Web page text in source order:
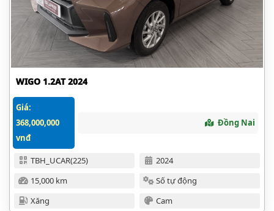
WIGO 1.2AT 2024
Giá:
368,000,000
vnđ
Đồng Nai
TBH_UCAR(225)
2024
15,000 km
Số tự động
Xăng
Cam